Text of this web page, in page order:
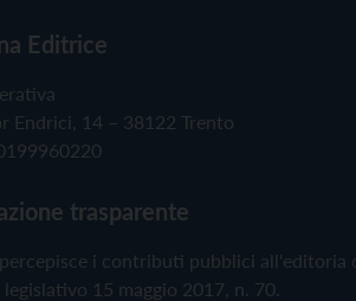
Editrice
Endrici, 14 – 38122 Trento
trasparente
i contributi pubblici all'editoria
15 maggio 2017, n. 70.